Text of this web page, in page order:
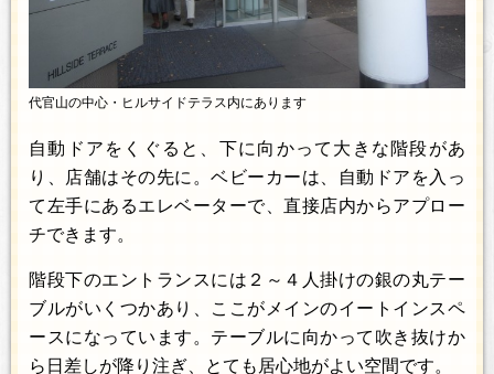
代官山の中心・ヒルサイドテラス内にあります
自動ドアをくぐると、下に向かって大きな階段があ
り、店舗はその先に。ベビーカーは、自動ドアを入っ
て左手にあるエレベーターで、直接店内からアプロー
チできます。
階段下のエントランスには２～４人掛けの銀の丸テー
ブルがいくつかあり、ここがメインのイートインスペ
ースになっています。テーブルに向かって吹き抜けか
ら日差しが降り注ぎ、とても居心地がよい空間です。